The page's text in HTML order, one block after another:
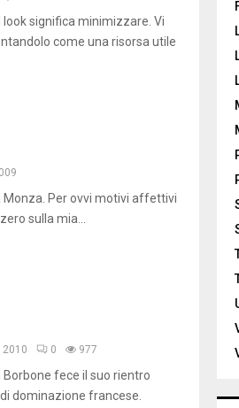
significa minimizzare. Vi
come una risorsa utile
Monza. Per ovvi motivi affettivi
sulla mia...
2010 0 977
Borbone fece il suo rientro
dominazione francese.